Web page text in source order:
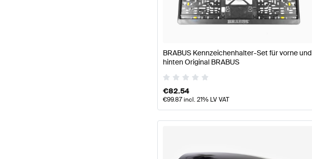
BRABUS Kennzeichenhalter-Set für vorne und
hinten Original BRABUS
€82.54
€99.87incl. 21% LV VAT